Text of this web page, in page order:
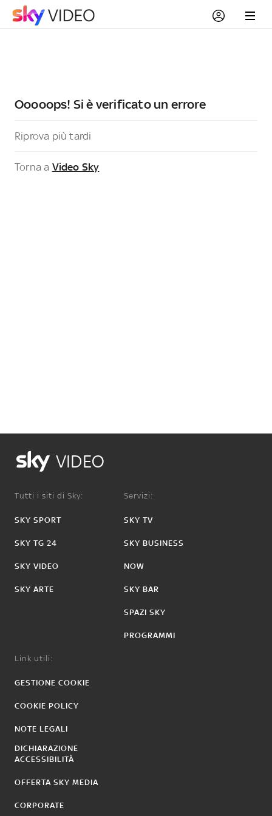
Ooooops! Si è verificato un errore
Riprova più tardi
Torna a Video Sky
VIDEO
Tutti i siti di Sky:
SKY SPORT
SKY TG 24
SKY VIDEO
SKY ARTE
Servizi:
SKY TV
SKY BUSINESS
NOW
SKY BAR
SPAZI SKY
PROGRAMMI
Link utili:
GESTIONE COOKIE
COOKIE POLICY
NOTE LEGALI
DICHIARAZIONE
ACCESSIBILITÀ
OFFERTA SKY MEDIA
CORPORATE